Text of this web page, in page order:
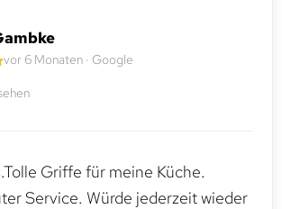
vor 6 Monaten · Google
Griffe für meine Küche.
Service. Würde jederzeit wieder